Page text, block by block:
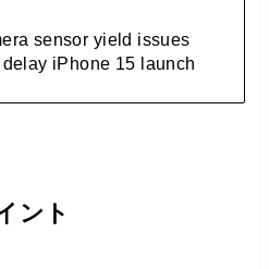
sensor yield issues
delay iPhone 15 launch
ント